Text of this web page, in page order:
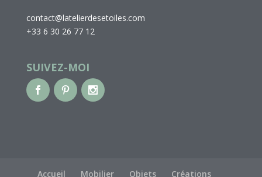
contact@latelierdesetoiles.com
+33 6 30 26 77 12
SUIVEZ-MOI
Accueil Mobilier Objets Créations